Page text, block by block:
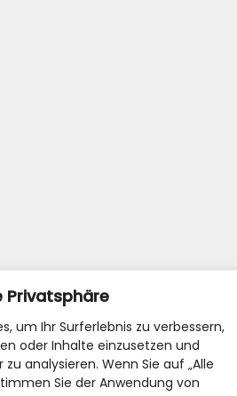
Privatsphäre
um Ihr Surferlebnis zu verbessern,
oder Inhalte einzusetzen und
analysieren. Wenn Sie auf „Alle
Sie der Anwendung von